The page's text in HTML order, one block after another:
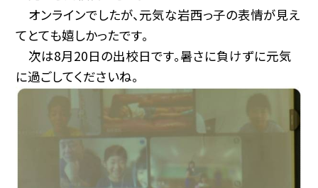
オンラインでしたが、元気な岩西っ子の表情が見え
てとても嬉しかったです。
次は8月20日の出校日です。暑さに負けずに元気
に過ごしてくださいね。